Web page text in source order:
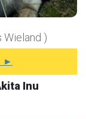
Wieland )
►
Inu